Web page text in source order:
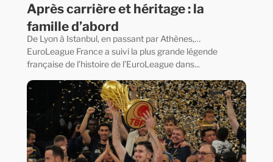
Après carrière et héritage : la
famille d’abord
De Lyon à Istanbul, en passant par Athènes,…
EuroLeague France a suivi la plus grande légende
française de l’histoire de l’EuroLeague dans...